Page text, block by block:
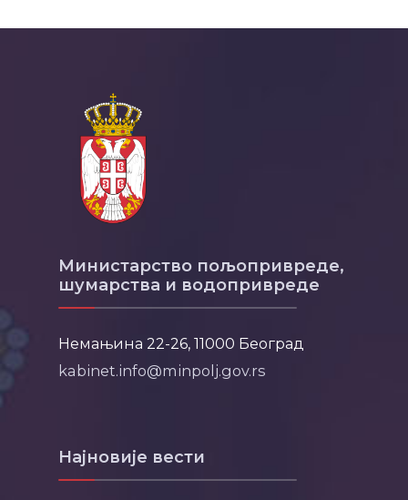
Министарство пољопривреде,
шумарства и водопривреде
Немањина 22-26, 11000 Београд
kabinet.info@minpolj.gov.rs
Најновије вести